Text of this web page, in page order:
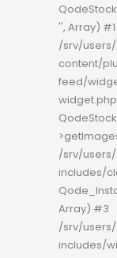
'', Array) #1
/srv/
content/
feed/
/srv/
includes/
Array) #3
/srv/
includes/